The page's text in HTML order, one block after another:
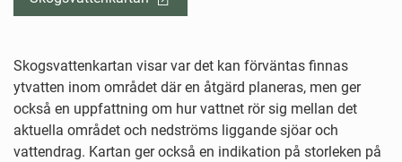
Skogsvattenkartan visar var det kan förväntas finnas
ytvatten inom området där en åtgärd planeras, men ger
också en uppfattning om hur vattnet rör sig mellan det
aktuella området och nedströms liggande sjöar och
vattendrag. Kartan ger också en indikation på storleken på